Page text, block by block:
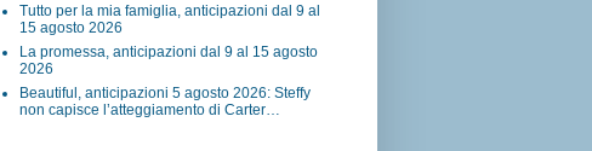
Tutto per la mia famiglia, anticipazioni dal 9 al
15 agosto 2026
La promessa, anticipazioni dal 9 al 15 agosto
2026
Beautiful, anticipazioni 5 agosto 2026: Steffy
non capisce l’atteggiamento di Carter…